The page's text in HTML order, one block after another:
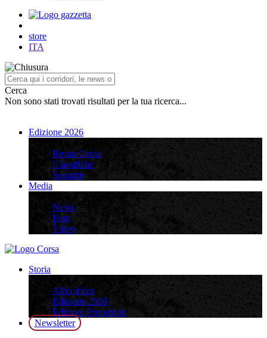
store
ITA
Cerca
Non sono stati trovati risultati per la tua ricerca...
Edizione 2026
Recap Corsa
Classifiche
Squadre
Media
News
Foto
Video
Storia
Albo d’oro
Edizione 2026
Edizioni Precedenti
Newsletter